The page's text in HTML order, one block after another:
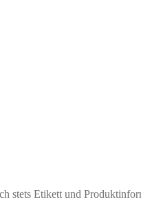
stets Etikett und